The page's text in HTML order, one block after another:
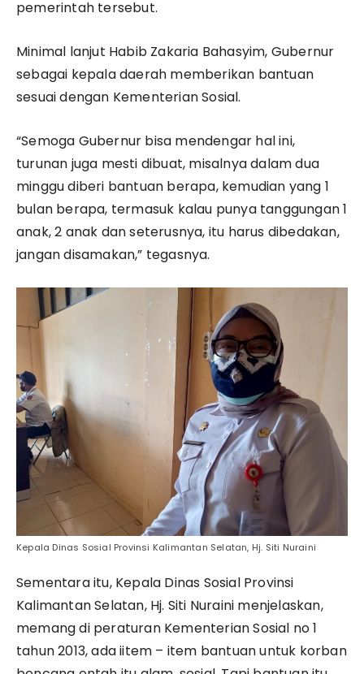
pemerintah tersebut.
Minimal lanjut Habib Zakaria Bahasyim, Gubernur
sebagai kepala daerah memberikan bantuan
sesuai dengan Kementerian Sosial.
“Semoga Gubernur bisa mendengar hal ini,
turunan juga mesti dibuat, misalnya dalam dua
minggu diberi bantuan berapa, kemudian yang 1
bulan berapa, termasuk kalau punya tanggungan 1
anak, 2 anak dan seterusnya, itu harus dibedakan,
jangan disamakan,” tegasnya.
Kepala Dinas Sosial Provinsi Kalimantan Selatan, Hj. Siti Nuraini
Sementara itu, Kepala Dinas Sosial Provinsi
Kalimantan Selatan, Hj. Siti Nuraini menjelaskan,
memang di peraturan Kementerian Sosial no 1
tahun 2013, ada iitem – item bantuan untuk korban